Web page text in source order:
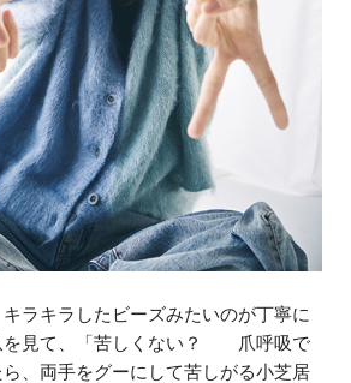
ラキラしたビーズみたいのが丁寧に
を見て、「苦しくない？ 爪呼吸で
、両手をグーにして苦しがる小芝居